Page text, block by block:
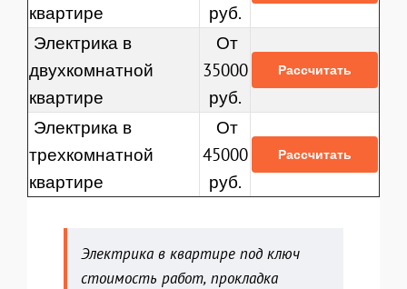
квартире
руб.
Электрика в
двухкомнатной
квартире
От
35000
руб.
Рассчитать
Электрика в
трехкомнатной
квартире
От
45000
руб.
Рассчитать
Электрика в квартире под ключ
стоимость работ,прокладка